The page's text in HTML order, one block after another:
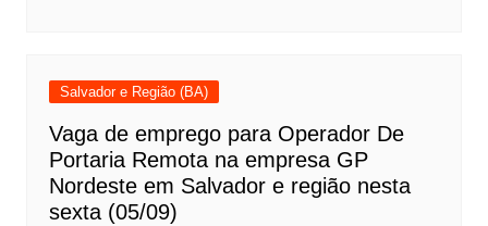
Salvador e Região (BA)
Vaga de emprego para Operador De
Portaria Remota na empresa GP
Nordeste em Salvador e região nesta
sexta (05/09)